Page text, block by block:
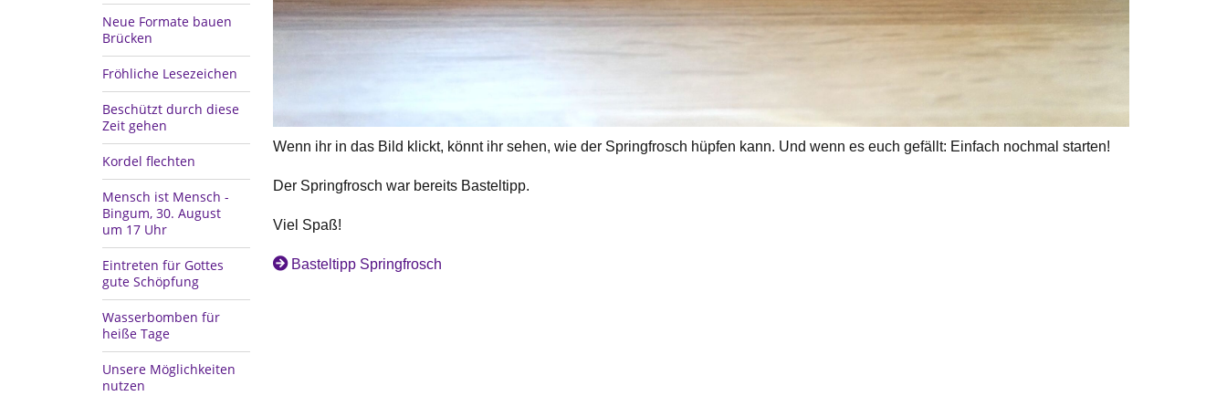
Neue Formate bauen
Brücken
Fröhliche Lesezeichen
Beschützt durch diese
Zeit gehen
Kordel flechten
Mensch ist Mensch -
Bingum, 30. August
um 17 Uhr
Eintreten für Gottes
gute Schöpfung
Wasserbomben für
heiße Tage
Unsere Möglichkeiten
nutzen
Wenn ihr in das Bild klickt, könnt ihr sehen, wie der Springfrosch hüpfen kann. Und wenn es euch gefällt: Einfach nochmal starten!
Der Springfrosch war bereits Basteltipp.
Viel Spaß!
Basteltipp Springfrosch